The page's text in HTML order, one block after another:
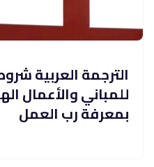
الترجمة العربية
للمباني والأعمال
بمعرفة رب العمل